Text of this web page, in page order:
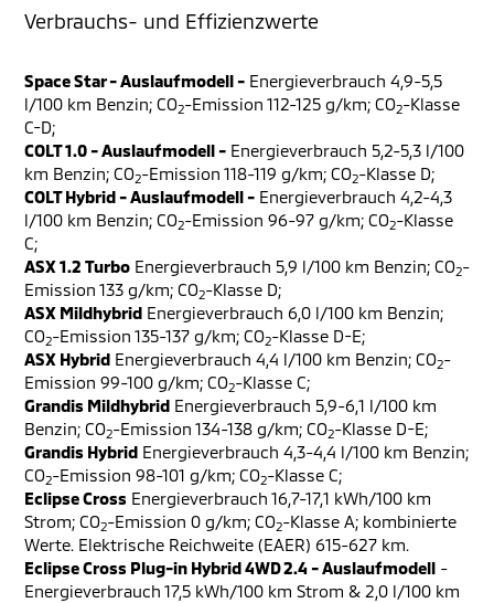
Verbrauchs- und Effizienzwerte
Space Star - Auslaufmodell - Energieverbrauch 4,9-5,5
l/100 km Benzin; CO2-Emission 112-125 g/km; CO2-Klasse
C-D;
COLT 1.0 - Auslaufmodell - Energieverbrauch 5,2-5,3 l/100
km Benzin; CO2-Emission 118-119 g/km; CO2-Klasse D;
COLT Hybrid - Auslaufmodell - Energieverbrauch 4,2-4,3
l/100 km Benzin; CO2-Emission 96-97 g/km; CO2-Klasse
C;
ASX 1.2 Turbo Energieverbrauch 5,9 l/100 km Benzin; CO2-
Emission 133 g/km; CO2-Klasse D;
ASX Mildhybrid Energieverbrauch 6,0 l/100 km Benzin;
CO2-Emission 135-137 g/km; CO2-Klasse D-E;
ASX Hybrid Energieverbrauch 4,4 l/100 km Benzin; CO2-
Emission 99-100 g/km; CO2-Klasse C;
Grandis Mildhybrid Energieverbrauch 5,9-6,1 l/100 km
Benzin; CO2-Emission 134-138 g/km; CO2-Klasse D-E;
Grandis Hybrid Energieverbrauch 4,3-4,4 l/100 km Benzin;
CO2-Emission 98-101 g/km; CO2-Klasse C;
Eclipse Cross Energieverbrauch 16,7-17,1 kWh/100 km
Strom; CO2-Emission 0 g/km; CO2-Klasse A; kombinierte
Werte. Elektrische Reichweite (EAER) 615-627 km.
Eclipse Cross Plug-in Hybrid 4WD 2.4 - Auslaufmodell -
Energieverbrauch 17,5 kWh/100 km Strom & 2,0 l/100 km